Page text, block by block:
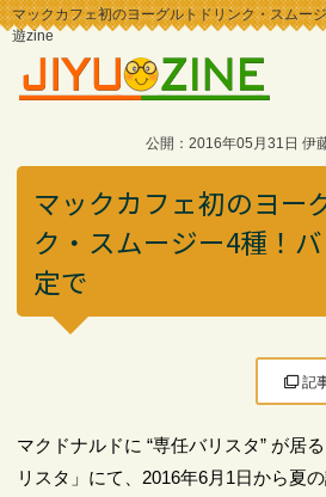
マックカフェ初のヨーグルトドリンク・スムー
遊zine
公開：2016年05月31日 伊
マックカフェ初のヨー
ク・スムージー4種！
定で
記
マクドナルドに “専任バリスタ” が居
リスタ」にて、2016年6月1日から夏